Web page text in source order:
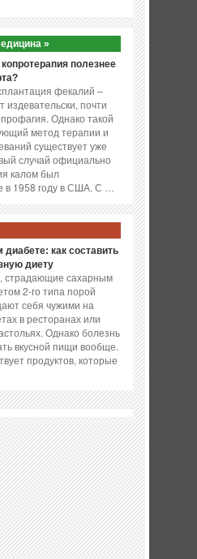
»
полезнее
фекалий –
издевательски, почти
Однако такой
метод терапии и
существует уже
случай официально
калом был
в 1958 году в США. С …
как составить
диету
страдающие сахарным
2-го типа порой
себя чужими на
в ресторанах или
Однако болезнь
вкусной пищи вообще.
продуктов, которые